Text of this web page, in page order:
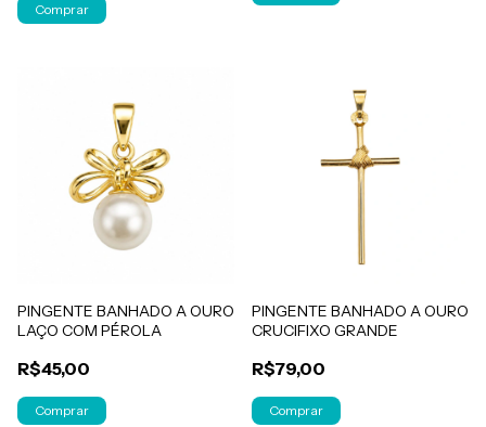
Comprar
PINGENTE BANHADO A OURO
LAÇO COM PÉROLA
R$45,00
PINGENTE BANHADO A OURO
CRUCIFIXO GRANDE
R$79,00